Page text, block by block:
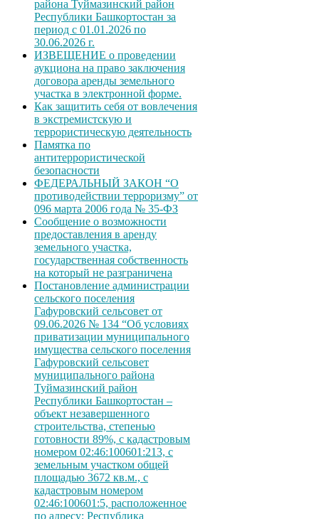
района Туймазинский район
Республики Башкортостан за
период с 01.01.2026 по
30.06.2026 г.
ИЗВЕЩЕНИЕ о проведении
аукциона на право заключения
договора аренды земельного
участка в электронной форме.
Как защитить себя от вовлечения
в экстремистскую и
террористическую деятельность
Памятка по
антитеррористической
безопасности
ФЕДЕРАЛЬНЫЙ ЗАКОН “О
противодействии терроризму” от
096 марта 2006 года № 35-ФЗ
Сообщение о возможности
предоставления в аренду
земельного участка,
государственная собственность
на который не разграничена
Постановление администрации
сельского поселения
Гафуровский сельсовет от
09.06.2026 № 134 “Об условиях
приватизации муниципального
имущества сельского поселения
Гафуровский сельсовет
муниципального района
Туймазинский район
Республики Башкортостан –
объект незавершенного
строительства, степенью
готовности 89%, с кадастровым
номером 02:46:100601:213, с
земельным участком общей
площадью 3672 кв.м., с
кадастровым номером
02:46:100601:5, расположенное
по адресу: Республика